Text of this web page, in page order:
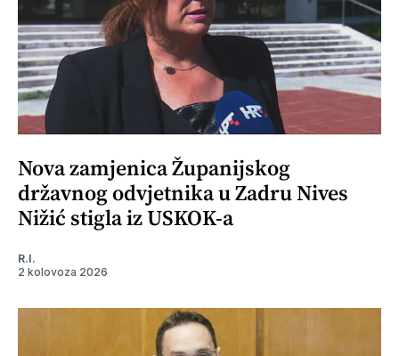
Nova zamjenica Županijskog
državnog odvjetnika u Zadru Nives
Nižić stigla iz USKOK-a
R.I.
2 kolovoza 2026